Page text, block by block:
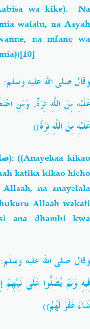
wa kike). Na
watatu, na Aayah
na mfano wa
[10]
وقال صلى الله عليه
عَلَيْهِ مِنَ اللَّهِ تِرَةٌ, وَمَنِ
عَلَيْهِمِنَاللَّهِتِرَةٌ))
): ((Anayekaa kikao
katika kikao hicho
na anayelala
Allaah wakati
ana dhambi kwa
وقال صلى الله عليه وسلم:
فِيهِ وَلَمْ يُصَلُّوا عَلَى نَبِيِّهِمْ
شَاءَغَفَرَلَهُمْ))